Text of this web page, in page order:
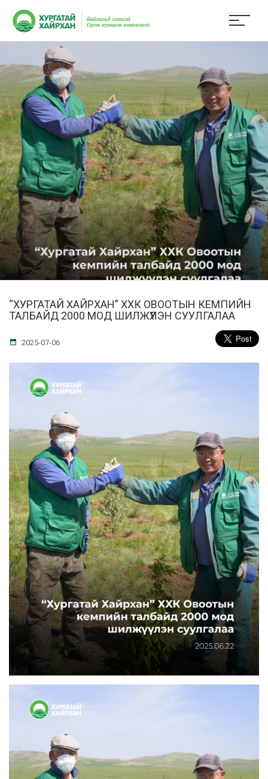
“ХУРГАТАЙ ХАЙРХАН” ХХК ОВООТЫН КЕМПИЙН
ТАЛБАЙД 2000 МОД ШИЛЖҮҮЛЭН СУУЛГАЛАА
2025-07-06